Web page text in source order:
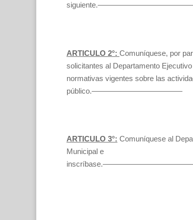
ARTICULO 2°: Comuníquese, por
solicitantes al Departamento
normativas vigentes sobre las
público.————————————
ARTICULO 3°: Comuníquese al
Municipal e